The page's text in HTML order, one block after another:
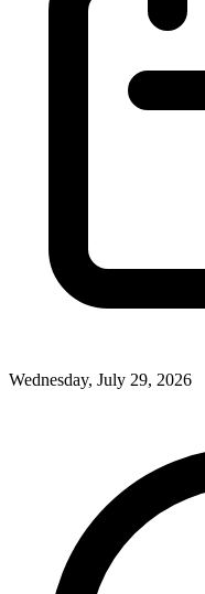
Wednesday, July 29, 2026